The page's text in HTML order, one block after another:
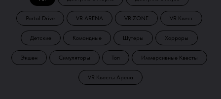
Portal Drive VR ARENA VR ZONE VR Квест
Детские Командные Шутеры Хорроры
Экшен Симуляторы Топ Иммерсивные Квесты
VR Квесты Арена